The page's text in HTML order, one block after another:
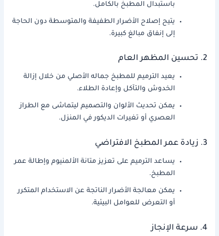
باستبدال المطبخ بالكامل.
يتيح إصلاح الأضرار الطفيفة والمتوسطة دون الحاجة
إلى إنفاق مبالغ كبيرة.
2. تحسين المظهر العام
يعيد الترميم للمطبخ جماله الأصلي من خلال إزالة
الخدوش والتآكل وإعادة الطلاء.
يمكن تحديث الألوان والتصميم ليتماشى مع الطراز
العصري أو تغيرات الديكور في المنزل.
3. زيادة عمر المطبخ الافتراضي
يساعد الترميم على تعزيز متانة الألمنيوم وإطالة عمر
المطبخ.
يمكن معالجة الأضرار الناتجة عن الاستخدام المتكرر
أو التعرض للعوامل البيئية.
4. سرعة الإنجاز